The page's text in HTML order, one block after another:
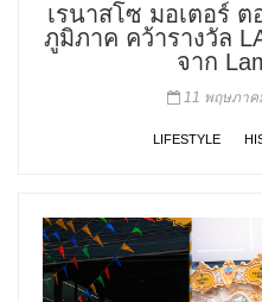
เรนาสโซ มอเตอร์ ต
ภูมิภาค คว้ารางวัล
จาก
11 พฤษภาค
LIFESTYLE